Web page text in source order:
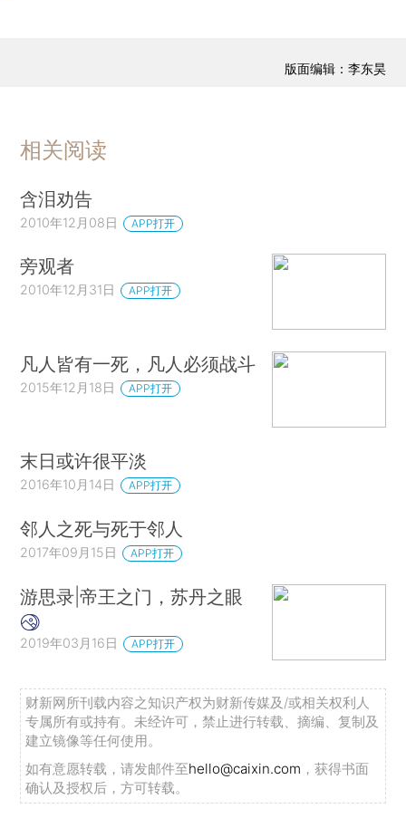
版面编辑：李东昊
相关阅读
含泪劝告
2010年12月08日 APP打开
旁观者
2010年12月31日 APP打开
凡人皆有一死，凡人必须战斗
2015年12月18日 APP打开
末日或许很平淡
2016年10月14日 APP打开
邻人之死与死于邻人
2017年09月15日 APP打开
游思录|帝王之门，苏丹之眼
2019年03月16日 APP打开
财新网所刊载内容之知识产权为财新传媒及/或相关权利人
专属所有或持有。未经许可，禁止进行转载、摘编、复制及
建立镜像等任何使用。
如有意愿转载，请发邮件至hello@caixin.com ，获得书面
确认及授权后，方可转载。